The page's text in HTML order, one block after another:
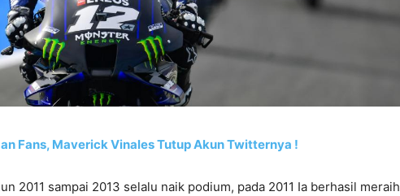
Fans, Maverick Vinales Tutup Akun Twitternya !
2011 sampai 2013 selalu naik podium, pada 2011 Ia berhasil meraih